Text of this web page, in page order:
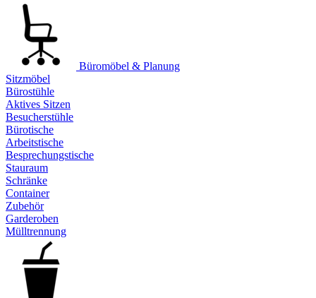
Büromöbel & Planung
Sitzmöbel
Bürostühle
Aktives Sitzen
Besucherstühle
Bürotische
Arbeitstische
Besprechungstische
Stauraum
Schränke
Container
Zubehör
Garderoben
Mülltrennung